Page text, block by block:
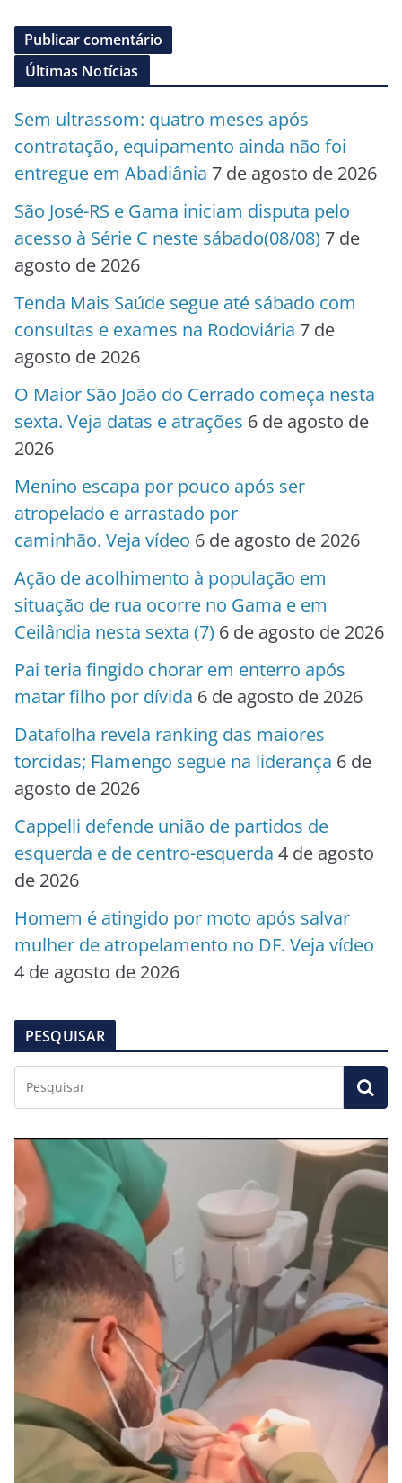
Últimas Notícias
Sem ultrassom: quatro meses após
contratação, equipamento ainda não foi
entregue em Abadiânia 7 de agosto de 2026
São José-RS e Gama iniciam disputa pelo
acesso à Série C neste sábado(08/08) 7 de
agosto de 2026
Tenda Mais Saúde segue até sábado com
consultas e exames na Rodoviária 7 de
agosto de 2026
O Maior São João do Cerrado começa nesta
sexta. Veja datas e atrações 6 de agosto de
2026
Menino escapa por pouco após ser
atropelado e arrastado por
caminhão. Veja vídeo 6 de agosto de 2026
Ação de acolhimento à população em
situação de rua ocorre no Gama e em
Ceilândia nesta sexta (7) 6 de agosto de 2026
Pai teria fingido chorar em enterro após
matar filho por dívida 6 de agosto de 2026
Datafolha revela ranking das maiores
torcidas; Flamengo segue na liderança 6 de
agosto de 2026
Cappelli defende união de partidos de
esquerda e de centro-esquerda 4 de agosto
de 2026
Homem é atingido por moto após salvar
mulher de atropelamento no DF. Veja vídeo
4 de agosto de 2026
PESQUISAR